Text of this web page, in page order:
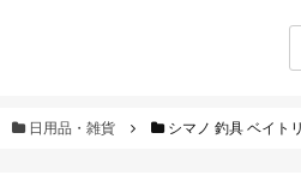
日用品・雑貨 シマノ 釣具 ベイト